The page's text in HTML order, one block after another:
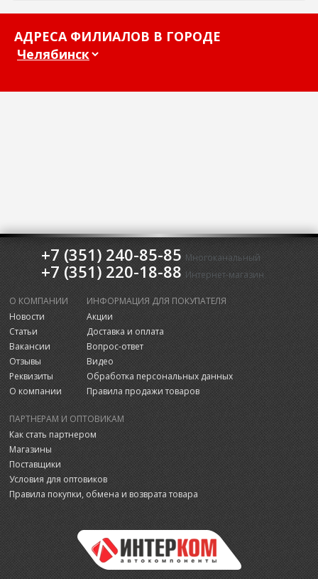
АДРЕСА ФИЛИАЛОВ В ГОРОДЕ
+7 (351) 240-85-85 Многоканальный
+7 (351) 220-18-88 Интернет-магазин
О КОМПАНИИ
Новости
Статьи
Вакансии
Отзывы
Реквизиты
О компании
ИНФОРМАЦИЯ ДЛЯ ПОКУПАТЕЛЯ
Акции
Доставка и оплата
Вопрос-ответ
Видео
Обработка персональных данных
Правила продажи товаров
ПАРТНЕРАМ И ОПТОВИКАМ
Как стать партнером
Магазины
Поставщики
Условия для оптовиков
Правила покупки, обмена и возврата товара